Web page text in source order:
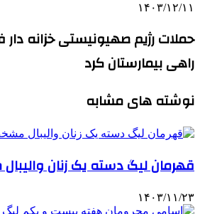
۱۴۰۳/۱۲/۱۱
حملات رژیم صهیونیستی خزانه دار
راهی بیمارستان کرد
نوشته های مشابه
قهرمان لیگ دسته یک زنان
۱۴۰۳/۱۱/۲۳